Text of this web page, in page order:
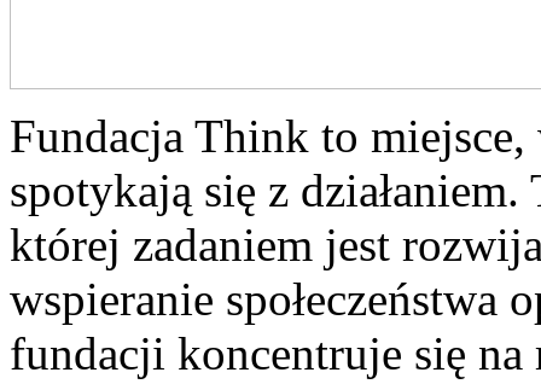
Fundacja Think to
spotykają się z
której zadaniem jest
wspieranie społeczeństwa
fundacji koncentruje się